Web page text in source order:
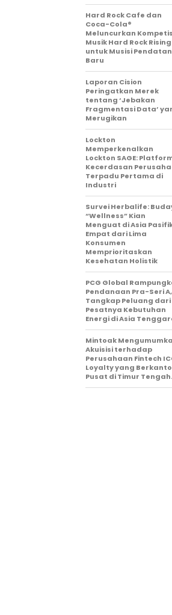
Hard Rock Cafe dan
Coca-Cola®
Meluncurkan
Musik Hard Rock Rising
untuk Musisi
Baru
Laporan Cision
Peringatkan Merek
tentang ‘Jebakan
Fragmentasi Data’
Merugikan
Lockton
Memperkenalkan
Lockton SAGE:
Kecerdasan
Terpadu Pertama di
Industri
Survei Herbalife:
“Wellness” Kian
Menguat di Asia
Empat dari Lima
Konsumen
Memprioritaskan
Kesehatan Holistik
PCG Global
Pendanaan Pra-Seri A,
Tangkap Peluang dari
Pesatnya Kebutuhan
Energi di Asia
Mintoak
Akuisisi terhadap
Perusahaan Fintech
Loyalty yang
Pusat di Timur Tengah.